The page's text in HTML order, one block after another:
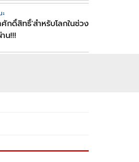
ศักดิ์สิทธิ์'สำหรับโลกในช่วง
าน!!!